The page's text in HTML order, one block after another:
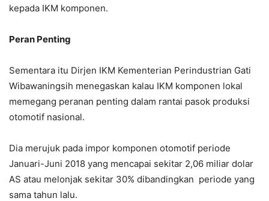
kepada IKM komponen.
Peran Penting
Sementara itu Dirjen IKM Kementerian Perindustrian Gati
Wibawaningsih menegaskan kalau IKM komponen lokal
memegang peranan penting dalam rantai pasok produksi
otomotif nasional.
Dia merujuk pada impor komponen otomotif periode
Januari-Juni 2018 yang mencapai sekitar 2,06 miliar dolar
AS atau melonjak sekitar 30% dibandingkan periode yang
sama tahun lalu.